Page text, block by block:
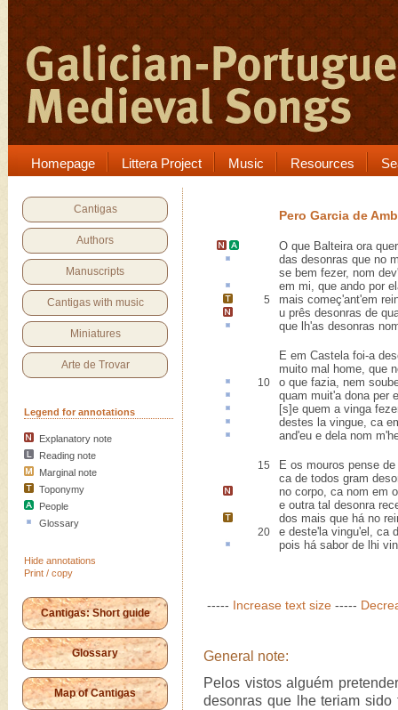
Homepage Littera Project Music Resources
Cantigas
Authors
Manuscripts
Cantigas with music
Miniatures
Arte de Trovar
Legend for annotations
Explanatory note
Reading note
Marginal note
Toponymy
People
Glossary
Hide annotations
Print / copy
Cantigas: Short guide
Glossary
Map of Cantigas
Pero Garcia de
O que Balteiraora
das desonras que no
se bem fezer, nom
em mi, que ando por
5 mais começ'ant'em
u prês desonras de
que lh'as desonras
E em Castela foi-a
muito mal home, que
10
o que fazia, nem
quam muit'a dona per
[s]e quem a vinga
destes la vingue, ca
and'eu e dela nom
15
E os mouros pense
ca de todos gram
no corpo, ca nom em
e outra tal desonra
dos mais que há no
20
e deste'la vingu'el, ca
pois há sabor de lhi
----- Increase text size -----
General note:
Pelos vistos alguém
desonras que lhe teriam sido